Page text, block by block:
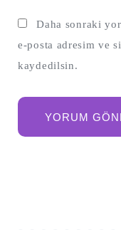
Daha sonraki
e-posta adresim ve
kaydedilsin.